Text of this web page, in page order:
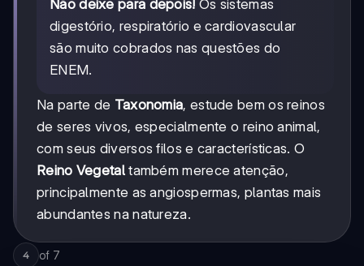
Não deixe para depois! Os sistemas
digestório, respiratório e cardiovascular
são muito cobrados nas questões do
ENEM.
Na parte de Taxonomia, estude bem os reinos
de seres vivos, especialmente o reino animal,
com seus diversos filos e características. O
Reino Vegetaltambém merece atenção,
principalmente as angiospermas, plantas mais
abundantes na natureza.
4 of 7